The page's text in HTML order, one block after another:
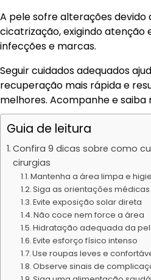
A pele sofre alterações devido
cicatrização, exigindo atenção
infecções e marcas.
Seguir cuidados adequados
recuperação mais rápida e
melhores. Acompanhe e saiba
Guia de leitura
Confira 9 dicas sobre como
cirurgias
Mantenha a área limpa e
Siga as orientações
Evite exposição solar direta
Não coce nem force a área
Hidratação adequada da
Evite esforço físico intenso
Use roupas leves e
Observe sinais de